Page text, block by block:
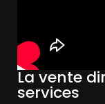
La vente
services